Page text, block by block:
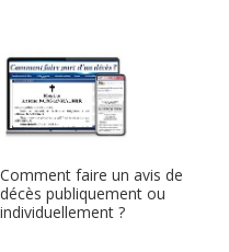
Comment faire un avis de
décès publiquement ou
individuellement ?